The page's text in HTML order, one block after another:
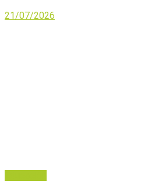
21/07/2026